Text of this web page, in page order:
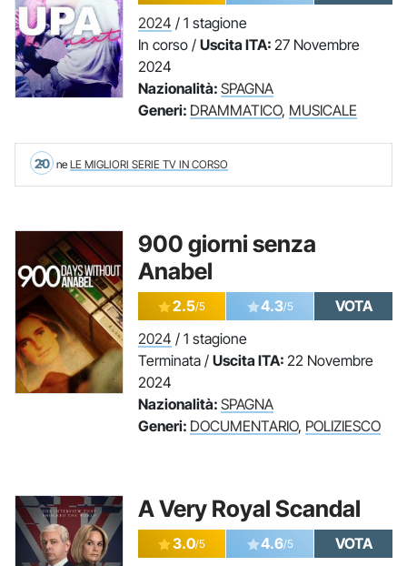
2024 / 1 stagione
In corso / Uscita ITA: 27 Novembre
2024
Nazionalità: SPAGNA
Generi: DRAMMATICO, MUSICALE
20 ne LE MIGLIORI SERIE TV IN CORSO
900 giorni senza
Anabel
2.5/5 4.3/5
VOTA
2024 / 1 stagione
Terminata / Uscita ITA: 22 Novembre
2024
Nazionalità: SPAGNA
Generi: DOCUMENTARIO, POLIZIESCO
A Very Royal Scandal
3.0/5 4.6/5
VOTA